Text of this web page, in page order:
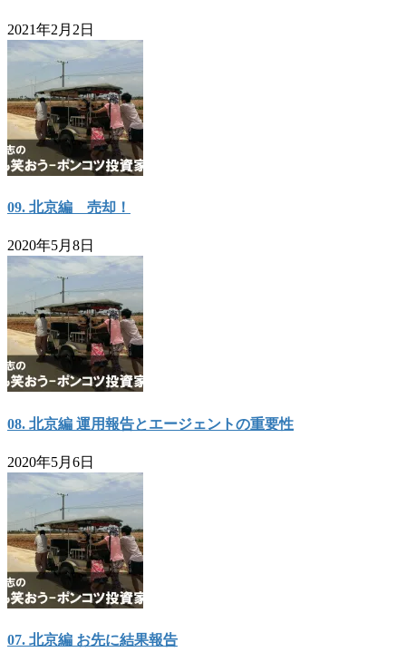
2021年2月2日
09. 北京編 売却！
2020年5月8日
08. 北京編 運用報告とエージェントの重要性
2020年5月6日
07. 北京編 お先に結果報告